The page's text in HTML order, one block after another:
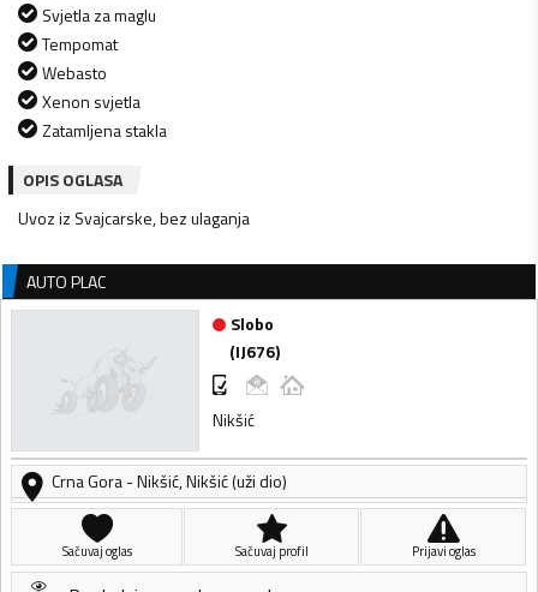
Svjetla za maglu
Tempomat
Webasto
Xenon svjetla
Zatamljena stakla
OPIS OGLASA
Uvoz iz Svajcarske, bez ulaganja
AUTO PLAC
Slobo
(IJ676)
Nikšić
Crna Gora-Nikšić,Nikšić (uži dio)
Sačuvaj oglas Sačuvaj profil Prijavi oglas